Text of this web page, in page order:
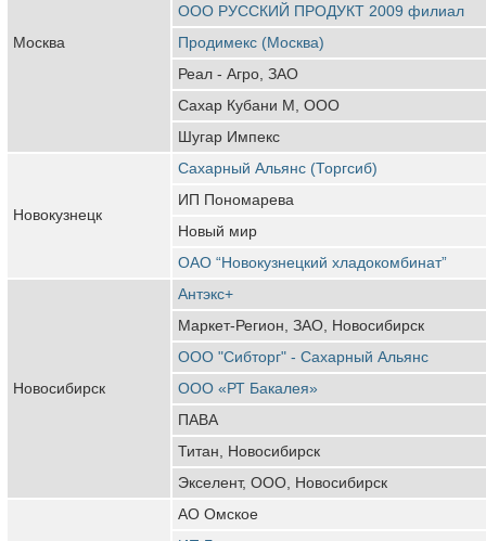
Москва
ООО РУССКИЙ ПРОДУКТ 2009 филиал
Продимекс (Москва)
Реал - Агро, ЗАО
Сахар Кубани М, ООО
Шугар Импекс
Новокузнецк
Сахарный Альянс (Торгсиб)
ИП Пономарева
Новый мир
ОАО “Новокузнецкий хладокомбинат”
Новосибирск
Антэкс+
Маркет-Регион, ЗАО, Новосибирск
ООО "Сибторг" - Сахарный Альянс
ООО «РТ Бакалея»
ПАВА
Титан, Новосибирск
Экселент, ООО, Новосибирск
АО Омское